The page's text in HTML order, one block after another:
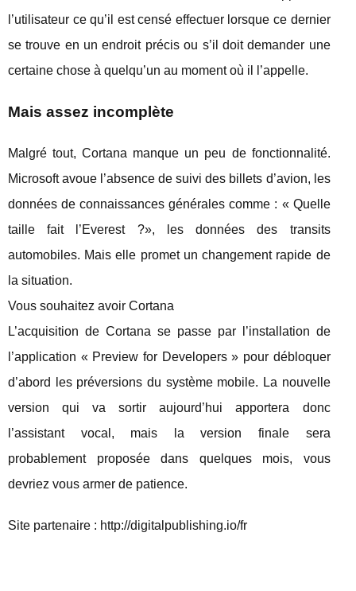
l’utilisateur ce qu’il est censé effectuer lorsque ce dernier
se trouve en un endroit précis ou s’il doit demander une
certaine chose à quelqu’un au moment où il l’appelle.
Mais assez incomplète
Malgré tout, Cortana manque un peu de fonctionnalité.
Microsoft avoue l’absence de suivi des billets d’avion, les
données de connaissances générales comme : « Quelle
taille fait l’Everest ?», les données des transits
automobiles. Mais elle promet un changement rapide de
la situation.
Vous souhaitez avoir Cortana
L’acquisition de Cortana se passe par l’installation de
l’application « Preview for Developers » pour débloquer
d’abord les préversions du système mobile. La nouvelle
version qui va sortir aujourd’hui apportera donc
l’assistant vocal, mais la version finale sera
probablement proposée dans quelques mois, vous
devriez vous armer de patience.
Site partenaire : http://digitalpublishing.io/fr